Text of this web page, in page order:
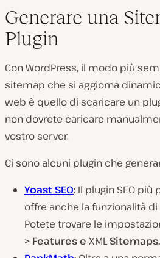
Generare una
Plugin
Con WordPress, il modo più
sitemap che si aggiorna
web è quello di scaricare un
non dovrete caricare
vostro server.
Ci sono alcuni plugin che
Yoast SEO: Il plugin SEO
offre anche la funzionalità
Potete trovare le
> Features e XMLSitemaps.